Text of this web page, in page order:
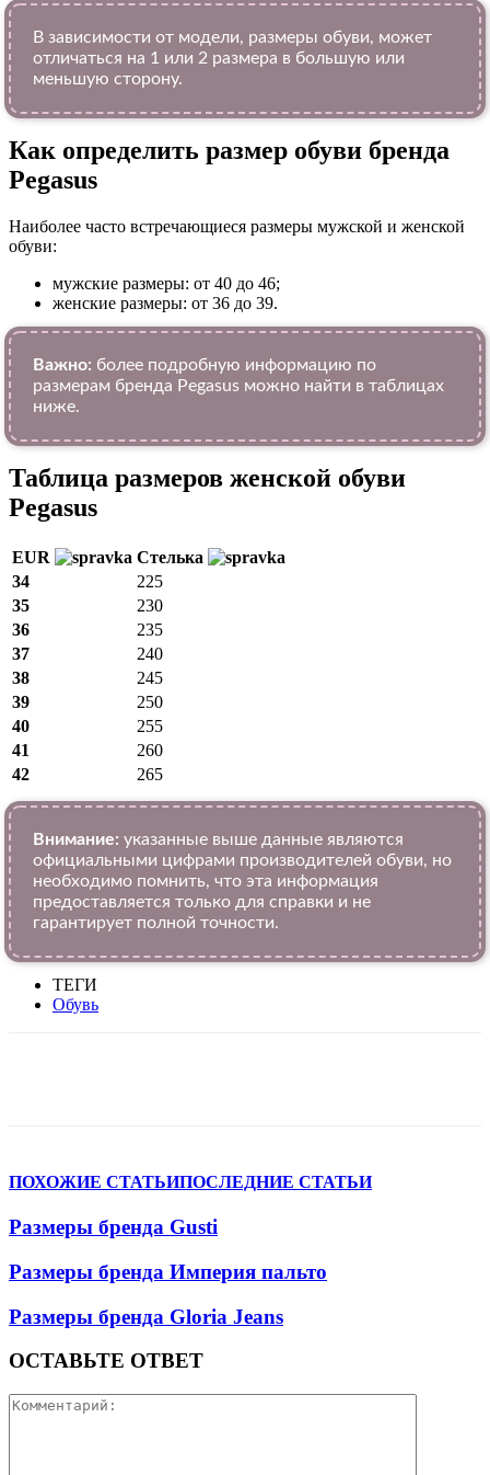
В зависимости от модели, размеры обуви, может
отличаться на 1 или 2 размера в большую или
меньшую сторону.
Как определить размер обуви брендa
Pegasus
Наиболее часто встречающиеся размеры мужской и женской
обуви:
мужские размеры: от 40 до 46;
женские размеры: от 36 до 39.
Важно: более подробную информацию по
размерам бренда Pegasus можно найти в таблицах
ниже.
Таблица размеров женской обуви
Pegasus
EUR
Стелька
34
225
35
230
36
235
37
240
38
245
39
250
40
255
41
260
42
265
Внимание: указанные выше данные являются
официальными цифрами производителей обуви, но
необходимо помнить, что эта информация
предоставляется только для справки и не
гарантирует полной точности.
ТЕГИ
Обувь
ПОХОЖИЕ СТАТЬИПОСЛЕДНИЕ СТАТЬИ
Размеры бренда Gusti
Размеры бренда Империя пальто
Размеры бренда Gloria Jeans
ОСТАВЬТЕ ОТВЕТ